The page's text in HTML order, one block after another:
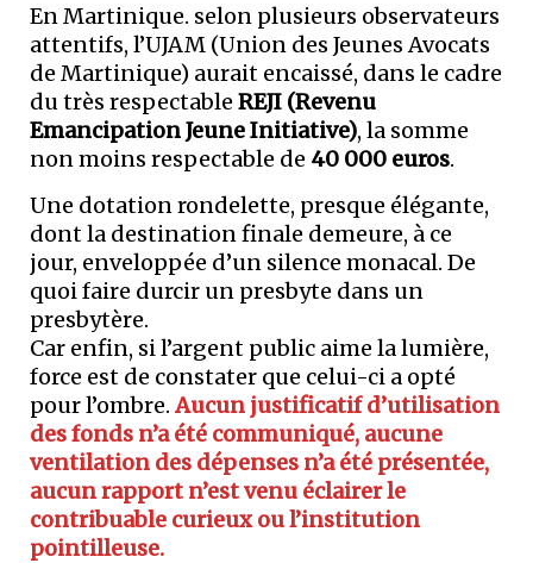
En Martinique. selon plusieurs observateurs
attentifs, l’UJAM (Union des Jeunes Avocats
de Martinique) aurait encaissé, dans le cadre
du très respectable REJI (Revenu
Emancipation Jeune Initiative), la somme
non moins respectable de 40 000 euros.
Une dotation rondelette, presque élégante,
dont la destination finale demeure, à ce
jour, enveloppée d’un silence monacal. De
quoi faire durcir un presbyte dans un
presbytère.
Car enfin, si l’argent public aime la lumière,
force est de constater que celui-ci a opté
pour l’ombre. Aucun justificatif d’utilisation
des fonds n’a été communiqué, aucune
ventilation des dépenses n’a été présentée,
aucun rapport n’est venu éclairer le
contribuable curieux ou l’institution
pointilleuse.